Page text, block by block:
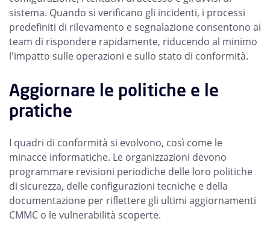
sistema. Quando si verificano gli incidenti, i processi
predefiniti di rilevamento e segnalazione consentono ai
team di rispondere rapidamente, riducendo al minimo
l'impatto sulle operazioni e sullo stato di conformità.
Aggiornare le politiche e le
pratiche
I quadri di conformità si evolvono, così come le
minacce informatiche. Le organizzazioni devono
programmare revisioni periodiche delle loro politiche
di sicurezza, delle configurazioni tecniche e della
documentazione per riflettere gli ultimi aggiornamenti
CMMC o le vulnerabilità scoperte.